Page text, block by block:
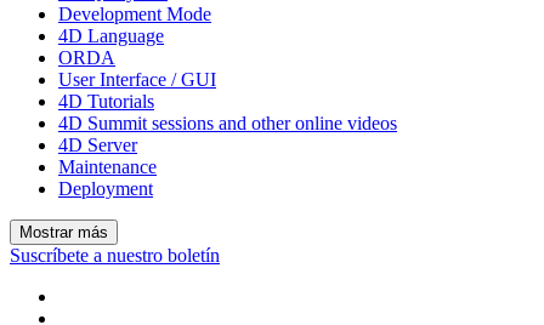
Development Mode
4D Language
ORDA
User Interface / GUI
4D Tutorials
4D Summit sessions and other online videos
4D Server
Maintenance
Deployment
Mostrar más
Suscríbete a nuestro boletín